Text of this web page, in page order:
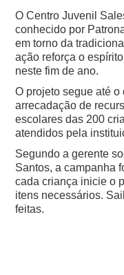
O Centro Juvenil
conhecido por
em torno da
ação reforça o
neste fim de ano.
O projeto segue até
arrecadação de
escolares das 200
atendidos pela
Segundo a gerente
Santos, a campanha
cada criança inicie o
itens necessários.
feitas.